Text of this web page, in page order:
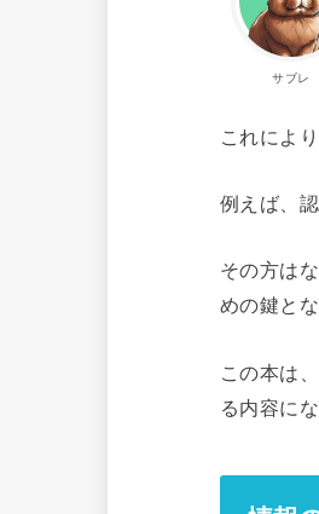
サブレ
これによ
例えば、
その方は
めの鍵とな
この本は
る内容に